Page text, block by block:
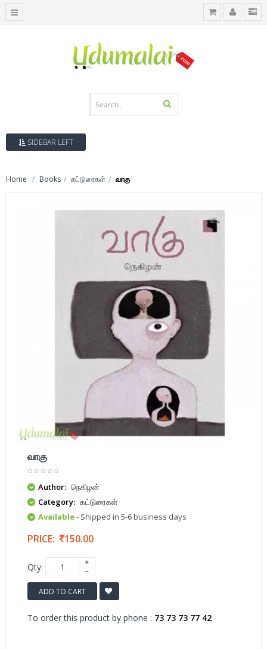
SIDEBAR LEFT
Home Books கட்டுரைகள் வாகு
வாகு
Author: நெகிழன்
Category: கட்டுரைகள்
Available- Shipped in 5-6 business days
PRICE: 150.00
Qty:
ADD TO CART
To order this product by phone : 73 73 73 77 42